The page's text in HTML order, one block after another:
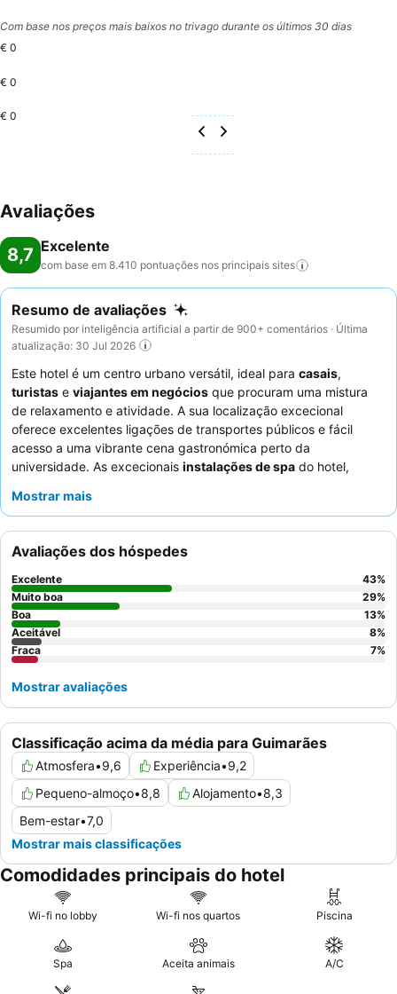
Com base nos preços mais baixos no trivago durante os últimos 30 dias
€ 0
€ 0
€ 0
Avaliações
8,7 Excelente
com base em 8.410 pontuações nos principais sites
Resumo de avaliações
Resumido por inteligência artificial a partir de 900+ comentários · Última
atualização: 30 Jul 2026
Este hotel é um centro urbano versátil, ideal para casais,
turistas e viajantes em negócios que procuram uma mistura
de relaxamento e atividade. A sua localização excecional
oferece excelentes ligações de transportes públicos e fácil
acesso a uma vibrante cena gastronómica perto da
universidade. As excecionais instalações de spa do hotel,
proporcionam uma experiência verdadeiramente relaxante. Os
excecionalmente prestável, sendo o extenso buffet de
pequeno-almoço um destaque particular. Para uma experiência
mais tranquila e privada, considere solicitar um quarto que não
apresente um design de casa de banho em plano aberto.
Mostrar mais
Classificação acima da média para Guimarães
Atmosfera•9,6 Experiência•9,2
Pequeno-almoço•8,8 Alojamento•8,3
Bem-estar•7,0
Mostrar mais classificações
Avaliações dos hóspedes
Excelente 43%
Muito boa
29%
Boa
13%
Aceitável
8%
Fraca
7%
Mostrar avaliações
Comodidades principais do hotel
Wi-fi no lobby Wi-fi nos quartos Piscina
Spa Aceita animais A/C